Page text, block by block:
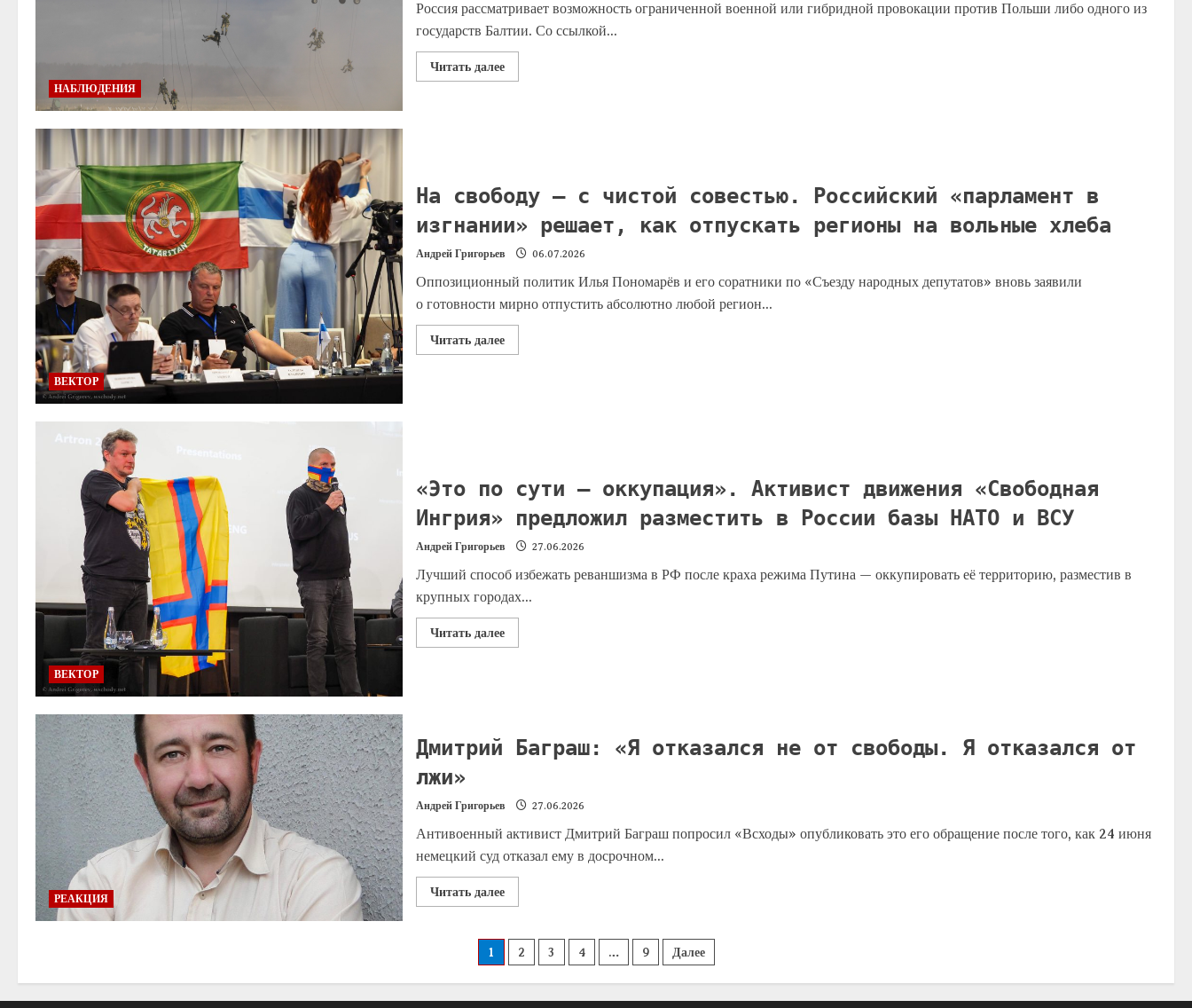
НАБЛЮДЕНИЯ
Россия рассматривает возможность ограниченной военной или гибридной провокации против Польши либо одного из
государств Балтии. Со ссылкой...
Читать далее
ВЕКТОР
На свободу — с чистой совестью. Российский «парламент в
изгнании» решает, как отпускать регионы на вольные хлеба
Андрей Григорьев 06.07.2026
Оппозиционный политик Илья Пономарёв и его соратники по «Съезду народных депутатов» вновь заявили
о готовности мирно отпустить абсолютно любой регион...
Читать далее
ВЕКТОР
«Это по сути — оккупация». Активист движения «Свободная
Ингрия» предложил разместить в России базы НАТО и ВСУ
Андрей Григорьев 27.06.2026
Лучший способ избежать реваншизма в РФ после краха режима Путина — оккупировать её территорию, разместив в
крупных городах...
Читать далее
РЕАКЦИЯ
Дмитрий Баграш: «Я отказался не от свободы. Я отказался от
лжи»
Андрей Григорьев 27.06.2026
Антивоенный активист Дмитрий Баграш попросил «Всходы» опубликовать это его обращение после того, как 24 июня
немецкий суд отказал ему в досрочном...
Читать далее
1 2 3 4 … 9 Далее